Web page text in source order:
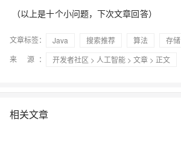
（以上是十个小问题，下次文章回答）
文章标签： Java 搜索推荐 算法 存储
来 源：
开发者社区 > 人工智能 > 文章 > 正文
相关文章